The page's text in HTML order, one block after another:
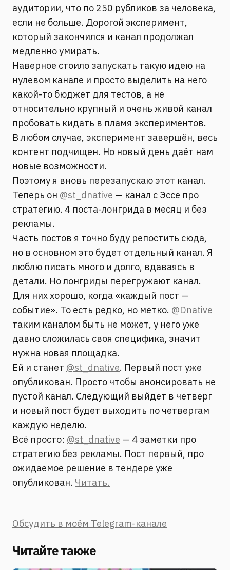
аудитории, что по 250 рубликов за человека,
если не больше. Дорогой эксперимент,
который закончился и канал продолжал
медленно умирать.
Наверное стоило запускать такую идею на
нулевом канале и просто выделить на него
какой-то бюджет для тестов, а не
относительно крупный и очень живой канал
пробовать кидать в пламя экспериментов.
В любом случае, эксперимент завершён, весь
контент подчищен. Но новый день даёт нам
новые возможности.
Поэтому я вновь перезапускаю этот канал.
Теперь он @st_dnative — канал с Эссе про
стратегию. 4 поста-лонгрида в месяц и без
рекламы.
Часть постов я точно буду репостить сюда,
но в основном это будет отдельный канал. Я
люблю писать много и долго, вдаваясь в
детали. Но лонгриды перегружают канал.
Для них хорошо, когда «каждый пост —
событие». То есть редко, но метко. @Dnative
таким каналом быть не может, у него уже
давно сложилась своя специфика, значит
нужна новая площадка.
Ей и станет @st_dnative. Первый пост уже
опубликован. Просто чтобы анонсировать не
пустой канал. Следующий выйдет в четверг
и новый пост будет выходить по четвергам
каждую неделю.
Всё просто: @st_dnative — 4 заметки про
стратегию без рекламы. Пост первый, про
ожидаемое решение в тендере уже
опубликован. Читать.
Обсудить в моём Telegram-канале
Читайте также